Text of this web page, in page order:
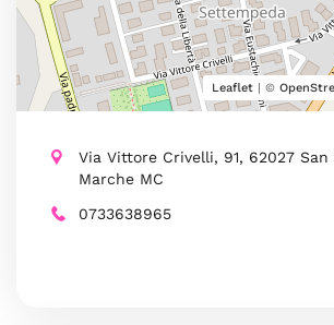
Leaflet | ©
Via Vittore Crivelli, 91, 62027 San
Marche MC
0733638965